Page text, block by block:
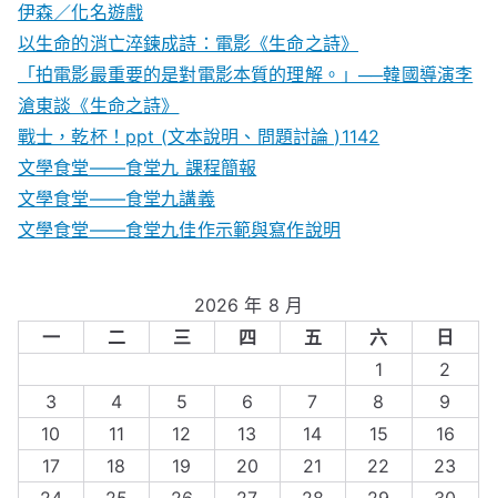
伊森／化名遊戲
以生命的消亡淬鍊成詩：電影《生命之詩》
「拍電影最重要的是對電影本質的理解。」──韓國導演李
滄東談《生命之詩》
戰士，乾杯！ppt (文本說明、問題討論 )1142
文學食堂——食堂九 課程簡報
文學食堂――食堂九講義
文學食堂——食堂九佳作示範與寫作說明
2026 年 8 月
一
二 三 四 五 六
日
1
2
3
4 5 6 7 8
9
10
11 12 13 14 15
16
17
18 19 20 21 22
23